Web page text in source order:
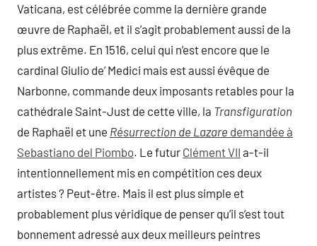
Vaticana, est célébrée comme la dernière grande
œuvre de Raphaël, et il s’agit probablement aussi de la
plus extrême. En 1516, celui qui n’est encore que le
cardinal Giulio de’ Medici mais est aussi évêque de
Narbonne, commande deux imposants retables pour la
cathédrale Saint-Just de cette ville, la Transfiguration
de Raphaël et une Résurrection de Lazare demandée à
Sebastiano del Piombo. Le futur Clément VII a-t-il
intentionnellement mis en compétition ces deux
artistes ? Peut-être. Mais il est plus simple et
probablement plus véridique de penser qu’il s’est tout
bonnement adressé aux deux meilleurs peintres